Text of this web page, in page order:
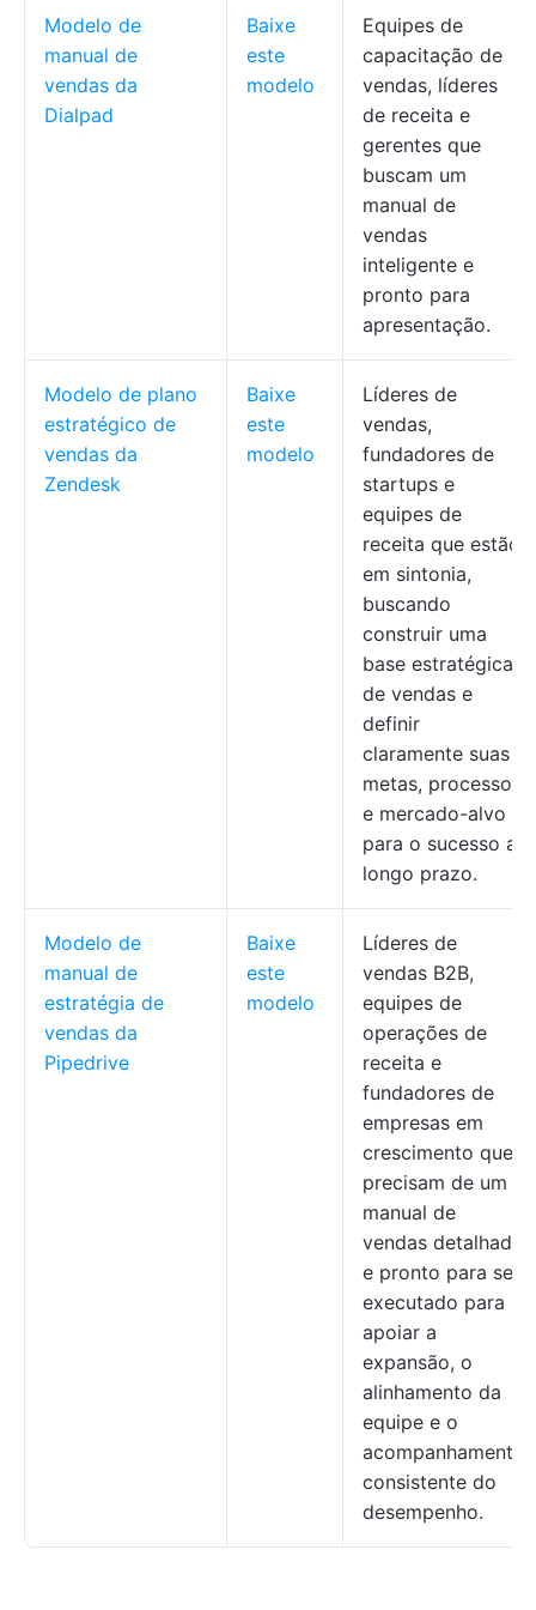
Modelo de
manual de
vendas da
Dialpad
Baixe
este
modelo
Equipes de
capacitação de
vendas, líderes
de receita e
gerentes que
buscam um
manual de
vendas
inteligente e
pronto para
apresentação.
Modelo de plano
estratégico de
vendas da
Zendesk
Baixe
este
modelo
Líderes de
vendas,
fundadores de
startups e
equipes de
receita que estão
em sintonia,
buscando
construir uma
base estratégica
de vendas e
definir
claramente suas
metas, processos
e mercado-alvo
para o sucesso a
longo prazo.
Modelo de
manual de
estratégia de
vendas da
Pipedrive
Baixe
este
modelo
Líderes de
vendas B2B,
equipes de
operações de
receita e
fundadores de
empresas em
crescimento que
precisam de um
manual de
vendas detalhado
e pronto para ser
executado para
apoiar a
expansão, o
alinhamento da
equipe e o
acompanhamento
consistente do
desempenho.